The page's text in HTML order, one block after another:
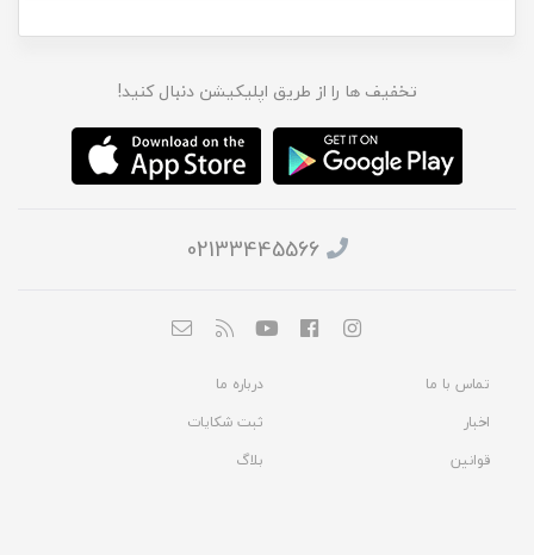
تخفیف ها را از طریق اپلیکیشن دنبال کنید!
02133445566
تماس با ما
درباره ما
اخبار
ثبت شکایات
قوانین
بلاگ